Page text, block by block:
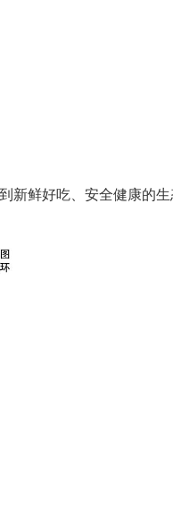
鲜好吃、安全健康的生